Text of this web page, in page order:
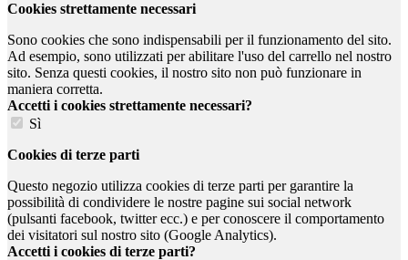
Cookies strettamente necessari
Sono cookies che sono indispensabili per il funzionamento del sito.
Ad esempio, sono utilizzati per abilitare l'uso del carrello nel nostro
sito. Senza questi cookies, il nostro sito non può funzionare in
maniera corretta.
Accetti i cookies strettamente necessari?
Sì
Cookies di terze parti
Questo negozio utilizza cookies di terze parti per garantire la
possibilità di condividere le nostre pagine sui social network
(pulsanti facebook, twitter ecc.) e per conoscere il comportamento
dei visitatori sul nostro sito (Google Analytics).
Accetti i cookies di terze parti?